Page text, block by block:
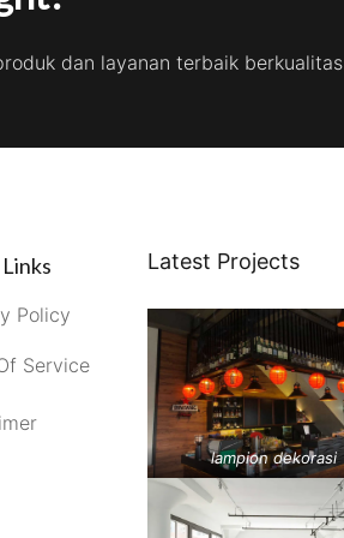
dan layanan terbaik berkualitas
Policy
Service
Latest Projects
lampion dekorasi